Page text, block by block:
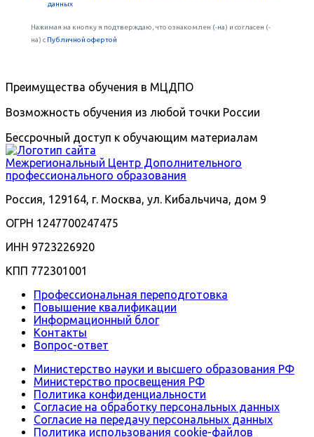
Преимущества обучения в МЦДПО
Возможность обучения из любой точки России
Бессрочный доступ к обучающим материалам
Межрегиональный Центр Дополнительного
профессионального образования
Россия, 129164, г. Москва, ул. Кибальчича, дом 9
ОГРН 1247700247475
ИНН 9723226920
КПП 772301001
Профессиональная переподготовка
Повышение квалификации
Информационный блог
Контакты
Вопрос-ответ
Министерство науки и высшего образования РФ
Министерство просвещения РФ
Политика конфиденциальности
Согласие на обработку персональных данных
Согласие на передачу персональных данных
Политика использования сookie-файлов